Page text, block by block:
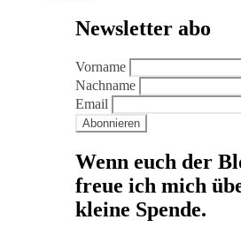
Newsletter abo
Vorname
Nachname
Email
Wenn euch der
freue ich mich
kleine Spende.